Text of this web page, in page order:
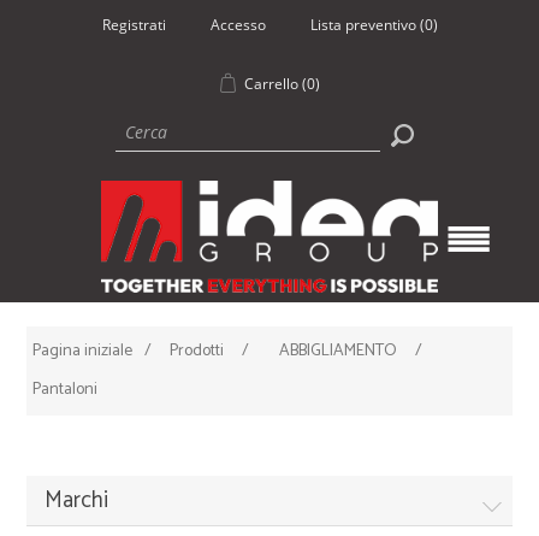
Registrati Accesso Lista preventivo (0)
Carrello (0)
Pagina iniziale / Prodotti / ABBIGLIAMENTO
/
Pantaloni
Marchi